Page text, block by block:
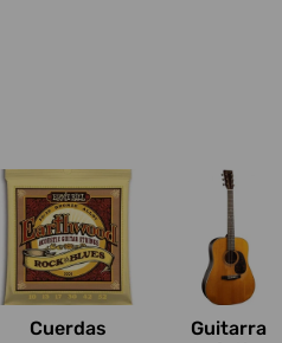
Cuerdas
Guitarra